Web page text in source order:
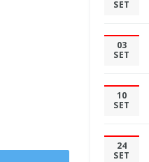
SET
03
SET
10
SET
24
SET